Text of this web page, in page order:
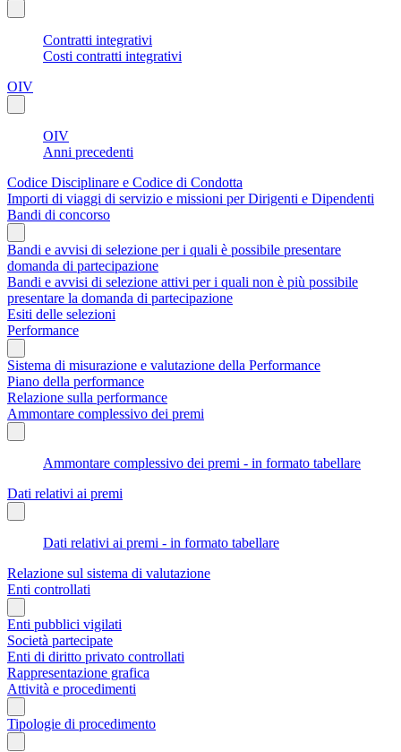
Contratti integrativi
Costi contratti integrativi
OIV
OIV
Anni precedenti
Codice Disciplinare e Codice di Condotta
Importi di viaggi di servizio e missioni per Dirigenti e Dipendenti
Bandi di concorso
Bandi e avvisi di selezione per i quali è possibile presentare
domanda di partecipazione
Bandi e avvisi di selezione attivi per i quali non è più possibile
presentare la domanda di partecipazione
Esiti delle selezioni
Performance
Sistema di misurazione e valutazione della Performance
Piano della performance
Relazione sulla performance
Ammontare complessivo dei premi
Ammontare complessivo dei premi - in formato tabellare
Dati relativi ai premi
Dati relativi ai premi - in formato tabellare
Relazione sul sistema di valutazione
Enti controllati
Enti pubblici vigilati
Società partecipate
Enti di diritto privato controllati
Rappresentazione grafica
Attività e procedimenti
Tipologie di procedimento